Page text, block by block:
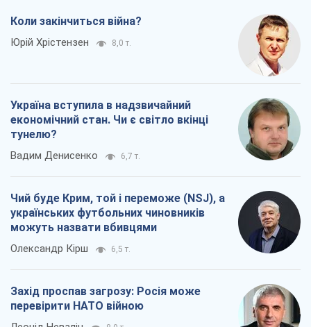
Коли закінчиться війна?
Юрій Хрістензен 8,0 т.
Україна вступила в надзвичайний
економічний стан. Чи є світло вкінці
тунелю?
Вадим Денисенко 6,7 т.
Чий буде Крим, той і переможе (NSJ), а
українських футбольних чиновників
можуть назвати вбивцями
Олександр Кірш 6,5 т.
Захід проспав загрозу: Росія може
перевірити НАТО війною